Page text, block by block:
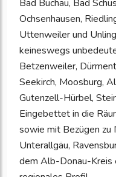
Bad Buchau, Bad
Ochsenhausen,
Uttenweiler und
keineswegs
Betzenweiler,
Seekirch, Moosburg,
Gutenzell-Hürbel,
Eingebettet in die
sowie mit Bezügen zu
Unterallgäu,
dem Alb-Donau-Kreis